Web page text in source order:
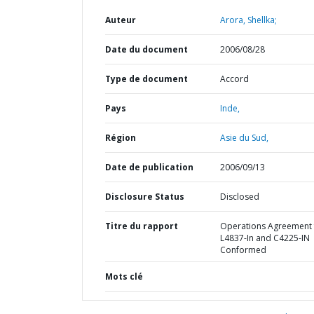
Auteur Arora, Shellka;
Date du document 2006/08/28
Type de document Accord
Pays Inde,
Région Asie du Sud,
Date de publication 2006/09/13
Disclosure Status Disclosed
Titre du rapport
Operations
L4837-In and C4225-IN
Conformed
Mots clé